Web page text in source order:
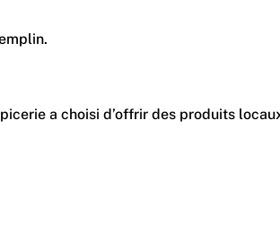
d’offrir des